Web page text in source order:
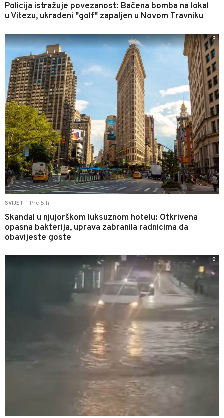
Policija istražuje povezanost: Bačena bomba na lokal
u Vitezu, ukradeni "golf" zapaljen u Novom Travniku
SVIJET Pre 5 h
Skandal u njujorškom luksuznom hotelu: Otkrivena
opasna bakterija, uprava zabranila radnicima da
obavijeste goste
0
0